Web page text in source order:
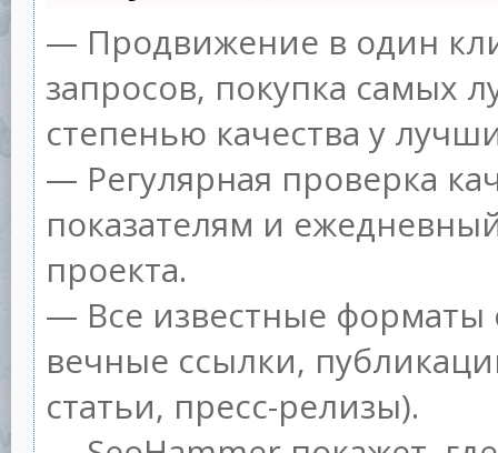
— Продвижение в один
запросов, покупка самых
степенью качества у
— Регулярная проверка
показателям и
проекта.
— Все известные форматы
вечные ссылки,
статьи, пресс-релизы).